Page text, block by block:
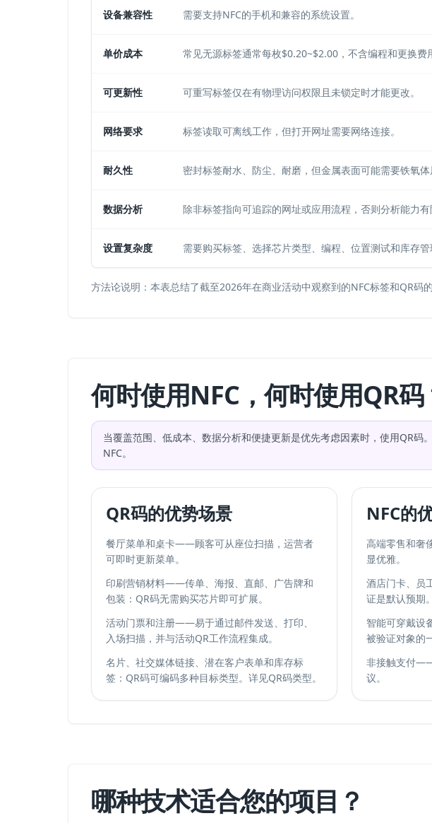
设备兼容性 需要支持NFC的手机和兼容的系统设置。
单价成本 常见无源标签通常每枚$0.20~$2.00，不含编程和更换费
可更新性 可重写标签仅在有物理访问权限且未锁定时才能更改。
网络要求 标签读取可离线工作，但打开网址需要网络连接。
耐久性 密封标签耐水、防尘、耐磨，但金属表面可能需要铁氧体
数据分析 除非标签指向可追踪的网址或应用流程，否则分析能力有
设置复杂度 需要购买标签、选择芯片类型、编程、位置测试和库存管
方法论说明：本表总结了截至2026年在商业活动中观察到的NFC标签和QR码
何时使用NFC，何时使用QR码
当覆盖范围、低成本、数据分析和便捷更新是优先考虑因素时，使用QR
NFC。
QR码的优势场景
餐厅菜单和桌卡——顾客可从座位扫描，运营者
可即时更新菜单。
印刷营销材料——传单、海报、直邮、广告牌和
包装：QR码无需购买芯片即可扩展。
活动门票和注册——易于通过邮件发送、打印、
入场扫描，并与活动QR工作流程集成。
名片、社交媒体链接、潜在客户表单和库存标
签：QR码可编码多种目标类型。详见QR码类型。
NFC的
高端零售和奢
显优雅。
酒店门卡、员
证是默认预期。
智能可穿戴
被验证对象的
非接触支付
议。
哪种技术适合您的项目？